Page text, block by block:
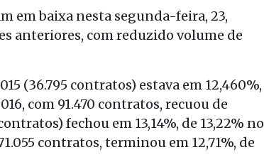
em baixa nesta segunda-feira, 23,
anteriores, com reduzido volume de
(36.795 contratos) estava em 12,460%,
com 91.470 contratos, recuou de
fechou em 13,14%, de 13,22% no
contratos, terminou em 12,71%, de